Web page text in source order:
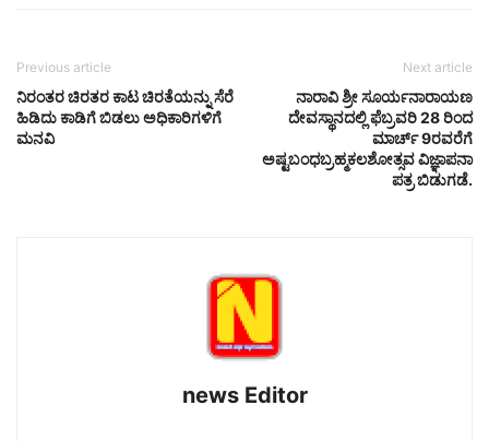
Previous article
ನಿರಂತರ ಚಿರತರ ಕಾಟ ಚಿರತೆಯನ್ನು ಸೆರೆ
ಹಿಡಿದು ಕಾಡಿಗೆ ಬಿಡಲು ಅಧಿಕಾರಿಗಳಿಗೆ
ಮನವಿ
Next article
ನಾರಾವಿ ಶ್ರೀ ಸೂರ್ಯನಾರಾಯಣ
ದೇವಸ್ಥಾನದಲ್ಲಿ ಫೆಬ್ರವರಿ 28 ರಿಂದ
ಮಾರ್ಚ್ 9ರವರೆಗೆ
ಅಷ್ಟಬಂಧಬ್ರಹ್ಮಕಲಶೋತ್ಸವ ವಿಜ್ಞಾಪನಾ
ಪತ್ರ ಬಿಡುಗಡೆ.
news Editor